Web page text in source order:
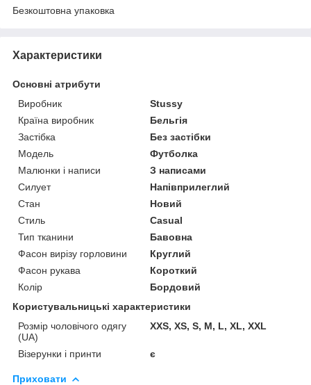
Безкоштовна упаковка
Характеристики
Основні атрибути
Виробник
Stussy
Країна виробник
Бельгія
Застібка
Без застібки
Модель
Футболка
Малюнки і написи
З написами
Силует
Напівприлеглий
Стан
Новий
Стиль
Casual
Тип тканини
Бавовна
Фасон вирізу горловини
Круглий
Фасон рукава
Короткий
Колір
Бордовий
Користувальницькі характеристики
Розмір чоловічого одягу
(UA)
XXS, XS, S, M, L, XL, XXL
Візерунки і принти є
Приховати